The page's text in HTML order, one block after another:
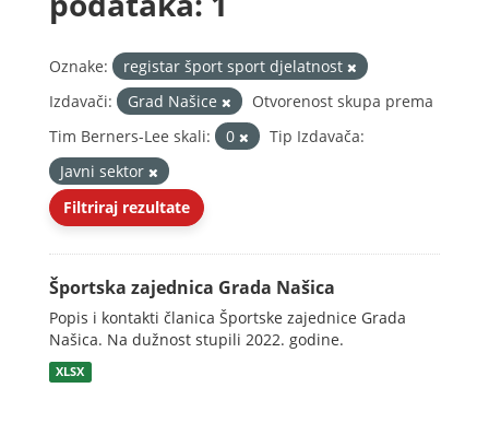
Oznake:
registar šport sport djelatnost
Izdavači:
Grad Našice
Otvorenost skupa prema
Tim Berners-Lee skali:
0
Tip Izdavača:
Javni sektor
Filtriraj rezultate
Športska zajednica Grada Našica
Popis i kontakti članica Športske zajednice Grada
Našica. Na dužnost stupili 2022. godine.
XLSX